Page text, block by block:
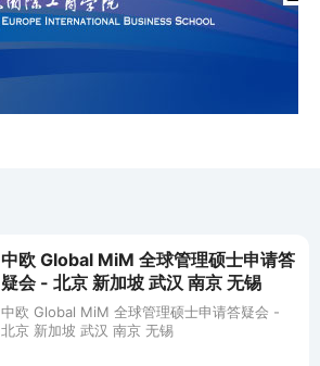
中欧 Global MiM 全球管理硕士申请答
疑会 - 北京 新加坡 武汉 南京 无锡
中欧 Global MiM 全球管理硕士申请答疑会 -
北京 新加坡 武汉 南京 无锡